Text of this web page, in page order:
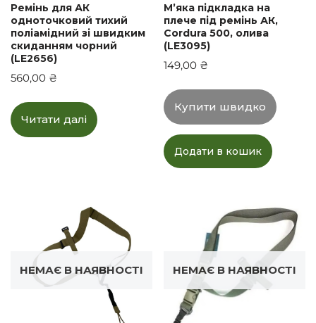
Ремінь для АК
одноточковий тихий
поліамідний зі швидким
скиданням чорний
(LE2656)
560,00 ₴
Читати далі
М’яка підкладка на
плече під ремінь АК,
Cordura 500, олива
(LE3095)
149,00 ₴
Купити швидко
Додати в кошик
НЕМАЄ В НАЯВНОСТІ НЕМАЄ В НАЯВНОСТІ